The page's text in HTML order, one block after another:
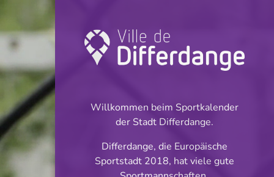
Turnier: Football
INFOS
04.05.2026
20:00
Stade du Woiwer
Willkommen beim Sportkalender
der Stadt Differdange.
Differdange, die Europäische
Sportstadt 2018, hat viele gute